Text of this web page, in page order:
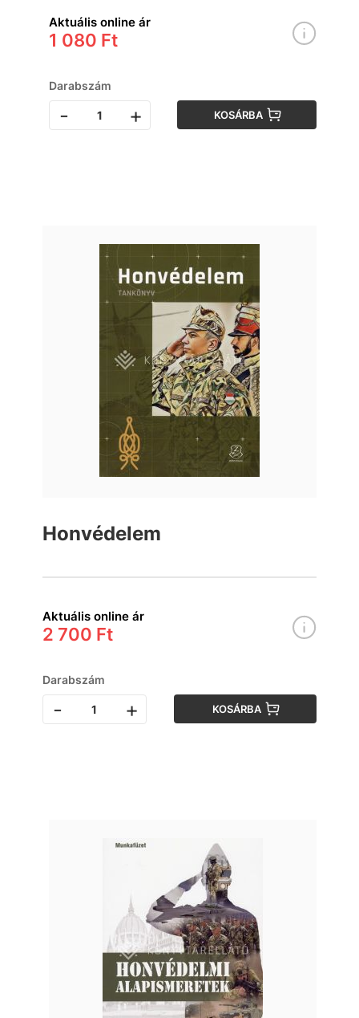
Aktuális online ár
1 080 Ft
Darabszám
- + KOSÁRBA
Honvédelem
Aktuális online ár
2 700 Ft
Darabszám
- + KOSÁRBA